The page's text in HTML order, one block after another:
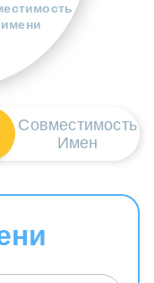
имени
Совместимость
Имен